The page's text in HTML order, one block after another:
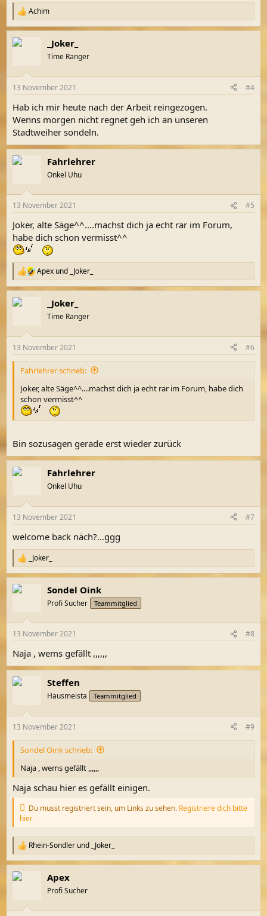
R
e
a
k
e
:
Achim
_Joker_
Time Ranger
13 November 2021 #4
Hab ich mir heute nach der Arbeit reingezogen.
Wenns morgen nicht regnet geh ich an unseren
Stadtweiher sondeln.
Fahrlehrer
Onkel Uhu
13 November 2021 #5
Joker, alte Säge^^....machst dich ja echt rar im Forum,
habe dich schon vermisst^^
R
e
a
k
e
n
Apex und _Joker_
_Joker_
Time Ranger
13 November 2021 #6
Fahrlehrer schrieb:
Joker, alte Säge^^....machst dich ja echt rar im Forum, habe dich
schon vermisst^^
Bin sozusagen gerade erst wieder zurück
Fahrlehrer
Onkel Uhu
13 November 2021 #7
welcome back näch?...ggg
R
e
a
k
e
:
_Joker_
Sondel Oink
Profi Sucher Teammitglied
13 November 2021 #8
Naja , wems gefällt ,,,,,,
Steffen
Hausmeista Teammitglied
13 November 2021 #9
Sondel Oink schrieb:
Naja , wems gefällt ,,,,,,
Naja schau hier es gefällt einigen.
Du musst registriert sein, um Links zu sehen. Registriere dich bitte
hier
R
e
a
k
Rhein-Sondler und _Joker_
Apex
Profi Sucher